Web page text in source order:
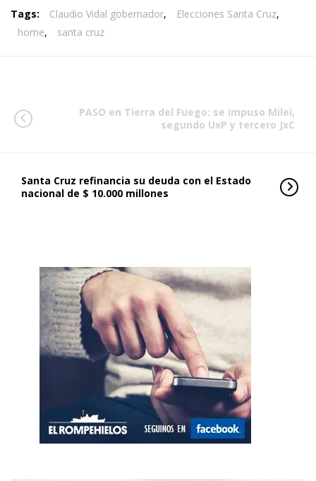
Tags: Claudio Vidal gobernador, Elecciones Santa Cruz,
home, santa cruz
PASO en Tierra del Fuego: se impuso Milei,
segundo UxP y tercero JxC
Santa Cruz refinancia su deuda con el Estado
nacional de $ 10.000 millones